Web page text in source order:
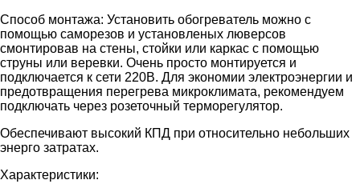
Способ монтажа: Установить обогреватель можно с
помощью саморезов и установленых люверсов
смонтировав на стены, стойки или каркас с помощью
струны или веревки. Очень просто монтируется и
подключается к сети 220В. Для экономии электроэнергии и
предотвращения перегрева микроклимата, рекомендуем
подключать через розеточный терморегулятор.
Обеспечивают высокий КПД при относительно небольших
энерго затратах.
Характеристики: